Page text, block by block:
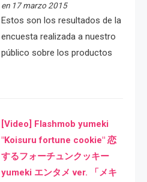
en 17 marzo 2015
Estos son los resultados de la
encuesta realizada a nuestro
público sobre los productos
[Video] Flashmob yumeki
"Koisuru fortune cookie" 恋
するフォーチュンクッキー
yumeki エンタメ ver. 「メキ